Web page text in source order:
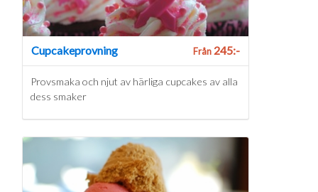
Cupcakeprovning Från245:-
Provsmaka och njut av härliga cupcakes av alla
dess smaker